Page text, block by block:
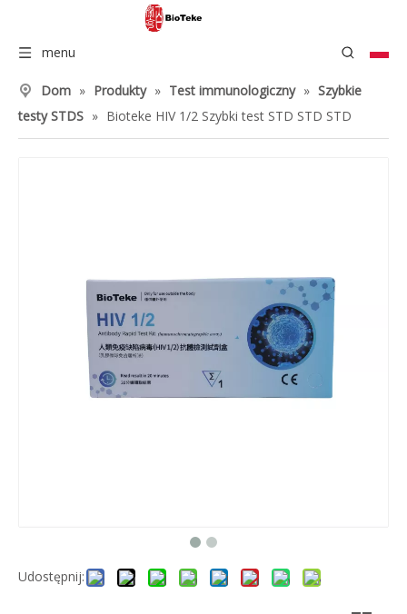
menu
Dom » Produkty » Test immunologiczny » Szybkie
testy STDS » Bioteke HIV 1/2 Szybki test STD STD STD
Udostępnij: